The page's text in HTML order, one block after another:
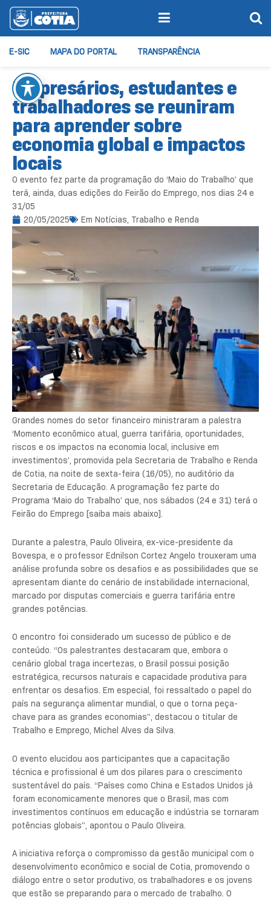
E-SIC MAPA DO PORTAL TRANSPARÊNCIA
Empresários, estudantes e
trabalhadores se reuniram
para aprender sobre
economia global e impactos
locais
O evento fez parte da programação do ‘Maio do Trabalho’ que
terá, ainda, duas edições do Feirão do Emprego, nos dias 24 e
31/05
20/05/2025
Em Notícias, Trabalho e Renda
Grandes nomes do setor financeiro ministraram a palestra
‘Momento econômico atual, guerra tarifária, oportunidades,
riscos e os impactos na economia local, inclusive em
investimentos’, promovida pela Secretaria de Trabalho e Renda
de Cotia, na noite de sexta-feira (16/05), no auditório da
Secretaria de Educação. A programação fez parte do
Programa ‘Maio do Trabalho’ que, nos sábados (24 e 31) terá o
Feirão do Emprego [saiba mais abaixo].
Durante a palestra, Paulo Oliveira, ex-vice-presidente da
Bovespa, e o professor Ednilson Cortez Angelo trouxeram uma
análise profunda sobre os desafios e as possibilidades que se
apresentam diante do cenário de instabilidade internacional,
marcado por disputas comerciais e guerra tarifária entre
grandes potências.
O encontro foi considerado um sucesso de público e de
conteúdo. “Os palestrantes destacaram que, embora o
cenário global traga incertezas, o Brasil possui posição
estratégica, recursos naturais e capacidade produtiva para
enfrentar os desafios. Em especial, foi ressaltado o papel do
país na segurança alimentar mundial, o que o torna peça-
chave para as grandes economias”, destacou o titular de
Trabalho e Emprego, Michel Alves da Silva.
O evento elucidou aos participantes que a capacitação
técnica e profissional é um dos pilares para o crescimento
sustentável do país. “Países como China e Estados Unidos já
foram economicamente menores que o Brasil, mas com
investimentos contínuos em educação e indústria se tornaram
potências globais”, apontou o Paulo Oliveira.
A iniciativa reforça o compromisso da gestão municipal com o
desenvolvimento econômico e social de Cotia, promovendo o
diálogo entre o setor produtivo, os trabalhadores e os jovens
que estão se preparando para o mercado de trabalho. O